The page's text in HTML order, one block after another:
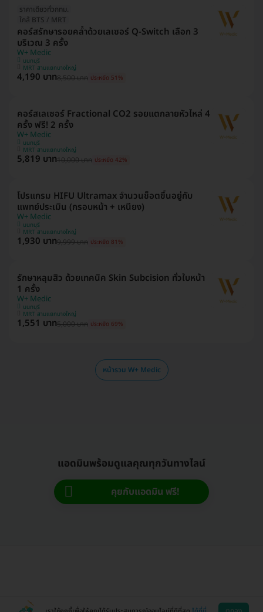
ราคาเดียวทั่วกทม.
ใกล้ BTS / MRT
คอร์สรักษารอยคล้ำด้วยเลเซอร์ Q-Switch เลือก 3
บริเวณ 3 ครั้ง
W+ Medic
นนทบุรี
MRT สามแยกบางใหญ่
4,190 บาท8,500 บาท ประหยัด 51%
คอร์สเลเซอร์ Fractional CO2 รอยแตกลายหัวไหล่ 4
ครั้ง ฟรี! 2 ครั้ง
W+ Medic
นนทบุรี
MRT สามแยกบางใหญ่
5,819 บาท10,000 บาท ประหยัด 42%
โปรแกรม HIFU Ultramax จำนวนช็อตขึ้นอยู่กับ
แพทย์ประเมิน (กรอบหน้า + เหนียง)
W+ Medic
นนทบุรี
MRT สามแยกบางใหญ่
1,930 บาท9,999 บาท ประหยัด 81%
รักษาหลุมสิว ด้วยเทคนิค Skin Subcision ทั่วใบหน้า
1 ครั้ง
W+ Medic
นนทบุรี
MRT สามแยกบางใหญ่
1,551 บาท5,000 บาท ประหยัด 69%
หน้ารวม W+ Medic
แอดมินพร้อมดูแลคุณทุกวันทางไลน์
คุยกับแอดมิน ฟรี!